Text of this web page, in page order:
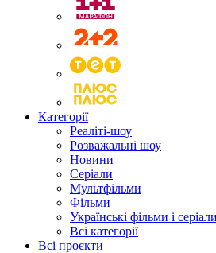
Категорії
Реаліті-шоу
Розважальні шоу
Новини
Серіали
Мультфільми
Фільми
Українські фільми і серіали
Всі категорії
Всі проєкти